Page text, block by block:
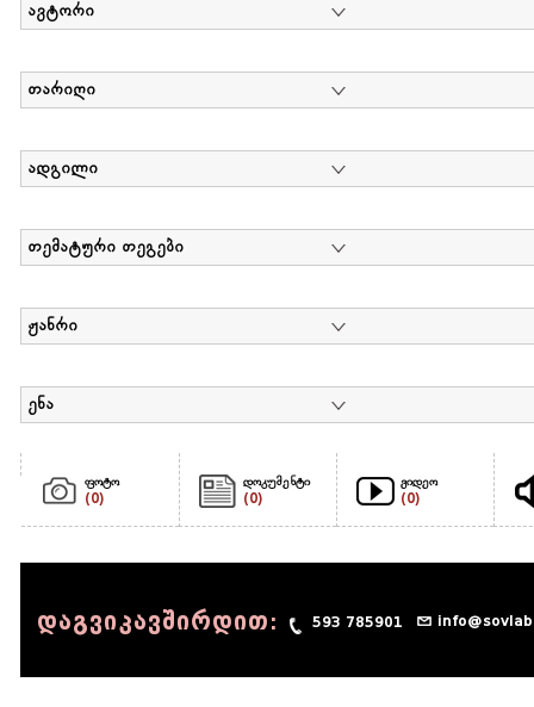
ავტორი
თარიღი
ადგილი
თემატური თეგები
ჟანრი
ენა
ფოტო
(0)
დოკუმენტი
(0)
ვიდეო
(0)
დაგვიკავშირდით: 593 785901